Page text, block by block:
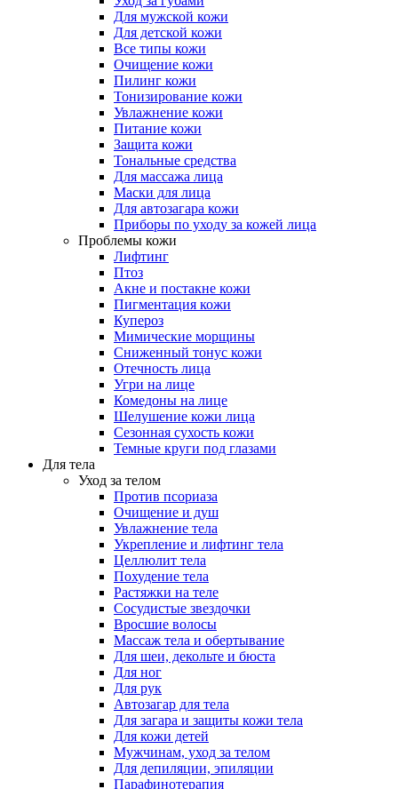
Для мужской кожи
Для детской кожи
Все типы кожи
Очищение кожи
Пилинг кожи
Тонизирование кожи
Увлажнение кожи
Питание кожи
Защита кожи
Тональные средства
Для массажа лица
Маски для лица
Для автозагара кожи
Приборы по уходу за кожей лица
Проблемы кожи
Лифтинг
Птоз
Акне и постакне кожи
Пигментация кожи
Купероз
Мимические морщины
Сниженный тонус кожи
Отечность лица
Угри на лице
Комедоны на лице
Шелушение кожи лица
Сезонная сухость кожи
Темные круги под глазами
Для тела
Уход за телом
Против псориаза
Очищение и душ
Увлажнение тела
Укрепление и лифтинг тела
Целлюлит тела
Похудение тела
Растяжки на теле
Сосудистые звездочки
Вросшие волосы
Массаж тела и обертывание
Для шеи, декольте и бюста
Для ног
Для рук
Автозагар для тела
Для загара и защиты кожи тела
Для кожи детей
Мужчинам, уход за телом
Для депиляции, эпиляции
Парафинотерапия